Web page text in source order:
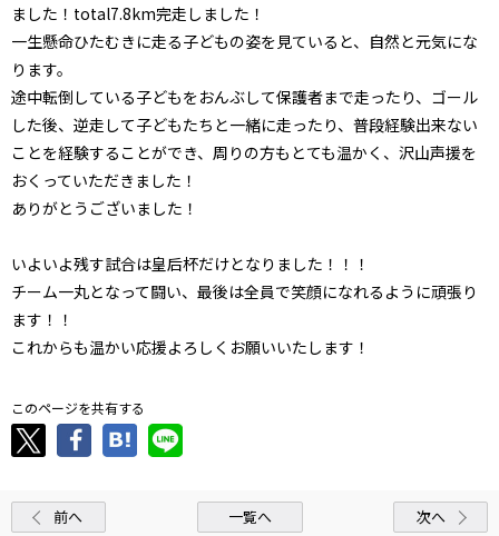
ました！total7.8km完走しました！
一生懸命ひたむきに走る子どもの姿を見ていると、自然と元気にな
ります。
途中転倒している子どもをおんぶして保護者まで走ったり、ゴール
した後、逆走して子どもたちと一緒に走ったり、普段経験出来ない
ことを経験することができ、周りの方もとても温かく、沢山声援を
おくっていただきました！
ありがとうございました！
いよいよ残す試合は皇后杯だけとなりました！！！
チーム一丸となって闘い、最後は全員で笑顔になれるように頑張り
ます！！
これからも温かい応援よろしくお願いいたします！
このページを共有する
前へ 一覧へ 次へ